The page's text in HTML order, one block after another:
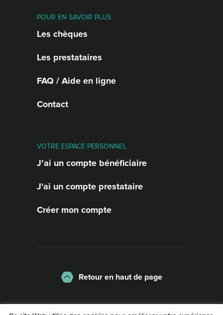
POUR EN SAVOIR PLUS
Les chèques
Les prestataires
FAQ / Aide en ligne
Contact
VOTRE ESPACE PERSONNEL
J’ai un compte bénéficiaire
J'ai un compte prestataire
Créer mon compte
Retour en haut de page
La charte Mentions légales